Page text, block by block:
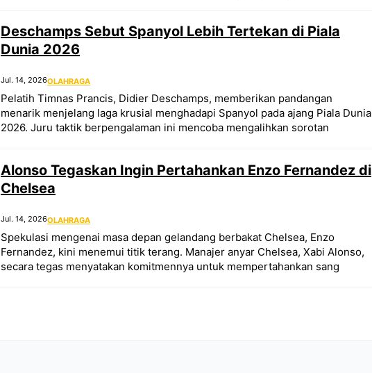
Deschamps Sebut Spanyol Lebih Tertekan di Piala
Dunia 2026
Jul. 14, 2026OLAHRAGA
Pelatih Timnas Prancis, Didier Deschamps, memberikan pandangan
menarik menjelang laga krusial menghadapi Spanyol pada ajang Piala Dunia
2026. Juru taktik berpengalaman ini mencoba mengalihkan sorotan
Alonso Tegaskan Ingin Pertahankan Enzo Fernandez di
Chelsea
Jul. 14, 2026OLAHRAGA
Spekulasi mengenai masa depan gelandang berbakat Chelsea, Enzo
Fernandez, kini menemui titik terang. Manajer anyar Chelsea, Xabi Alonso,
secara tegas menyatakan komitmennya untuk mempertahankan sang